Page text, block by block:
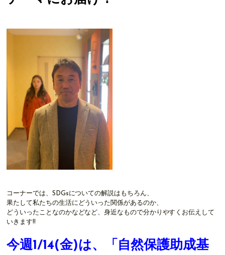
コーナーでは、SDGsについての解説はもちろん、
果たして私たちの生活にどういった関係があるのか、
どういったことなのかなどなど、身近なもので分かりやすくお伝えして
いきます!!
今週1/14(金)は、「自然保護助成基